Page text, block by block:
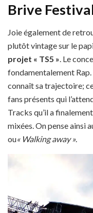
Brive
Joie également de
plutôt vintage sur le
projet « TS5 ». Le
fondamentalement
connaît sa trajectoire;
fans présents qui
Tracks qu’il a
mixées. On pense ainsi
ou« Walking away ».